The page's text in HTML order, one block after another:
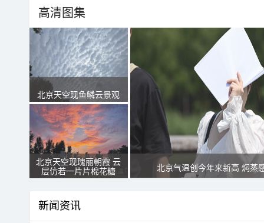
高清图集
北京天空现鱼鳞云景观
北京天空现瑰丽朝霞 云
层仿若一片片棉花糖
北京气温创今年来新高 焖蒸
新闻资讯